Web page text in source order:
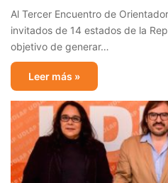
Al Tercer Encuentro de
invitados de 14 estados de la
objetivo de generar…
Leer más »